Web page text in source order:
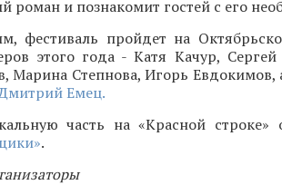
роман и познакомит гостей с его
фестиваль пройдет на
этого года - Катя Качур,
Марина Степнова, Игорь Евдокимов,
Емец.
часть на «Красной строке»
.